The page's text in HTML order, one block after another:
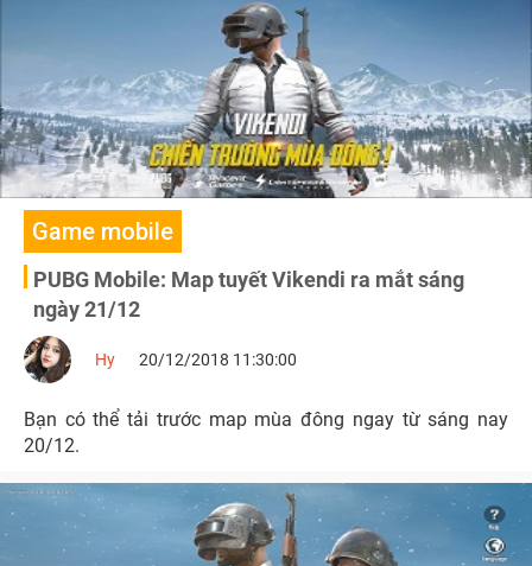
Game mobile
PUBG Mobile: Map tuyết Vikendi ra mắt sáng
ngày 21/12
Bạn có thể tải trước map mùa đông ngay từ sáng nay